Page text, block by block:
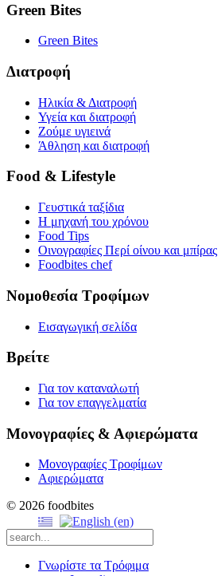
Green Bites
Green Bites
Διατροφή
Ηλικία & Διατροφή
Υγεία και διατροφή
Ζούμε υγιεινά
Άθληση και διατροφή
Food & Lifestyle
Γευστικά ταξίδια
Η μηχανή του χρόνου
Food Tips
Οινογραφίες Περί οίνου και μπίρας
Foodbites chef
Νομοθεσία Τροφίμων
Εισαγωγική σελίδα
Βρείτε
Για τον καταναλωτή
Για τον επαγγελματία
Μονογραφίες & Αφιερώματα
Μονογραφίες Τροφίμων
Αφιερώματα
© 2026 foodbites
Γνωρίστε τα Τρόφιμα